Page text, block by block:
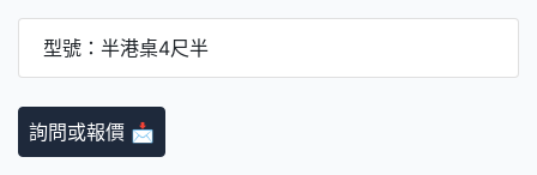
型號：半港桌4尺半
詢問或報價 📩